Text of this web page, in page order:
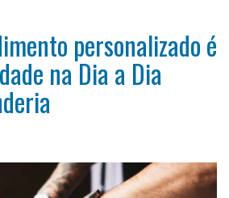
personalizado é
na Dia a Dia